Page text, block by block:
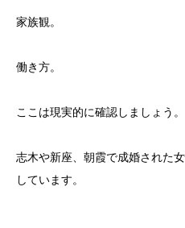
家族観。
働き方。
ここは現実的に確認しましょう。
志木や新座、朝霞で成婚された
しています。